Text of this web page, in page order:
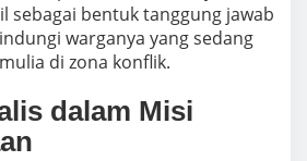
sebagai bentuk tanggung jawab
warganya yang sedang
di zona konflik.
dalam Misi